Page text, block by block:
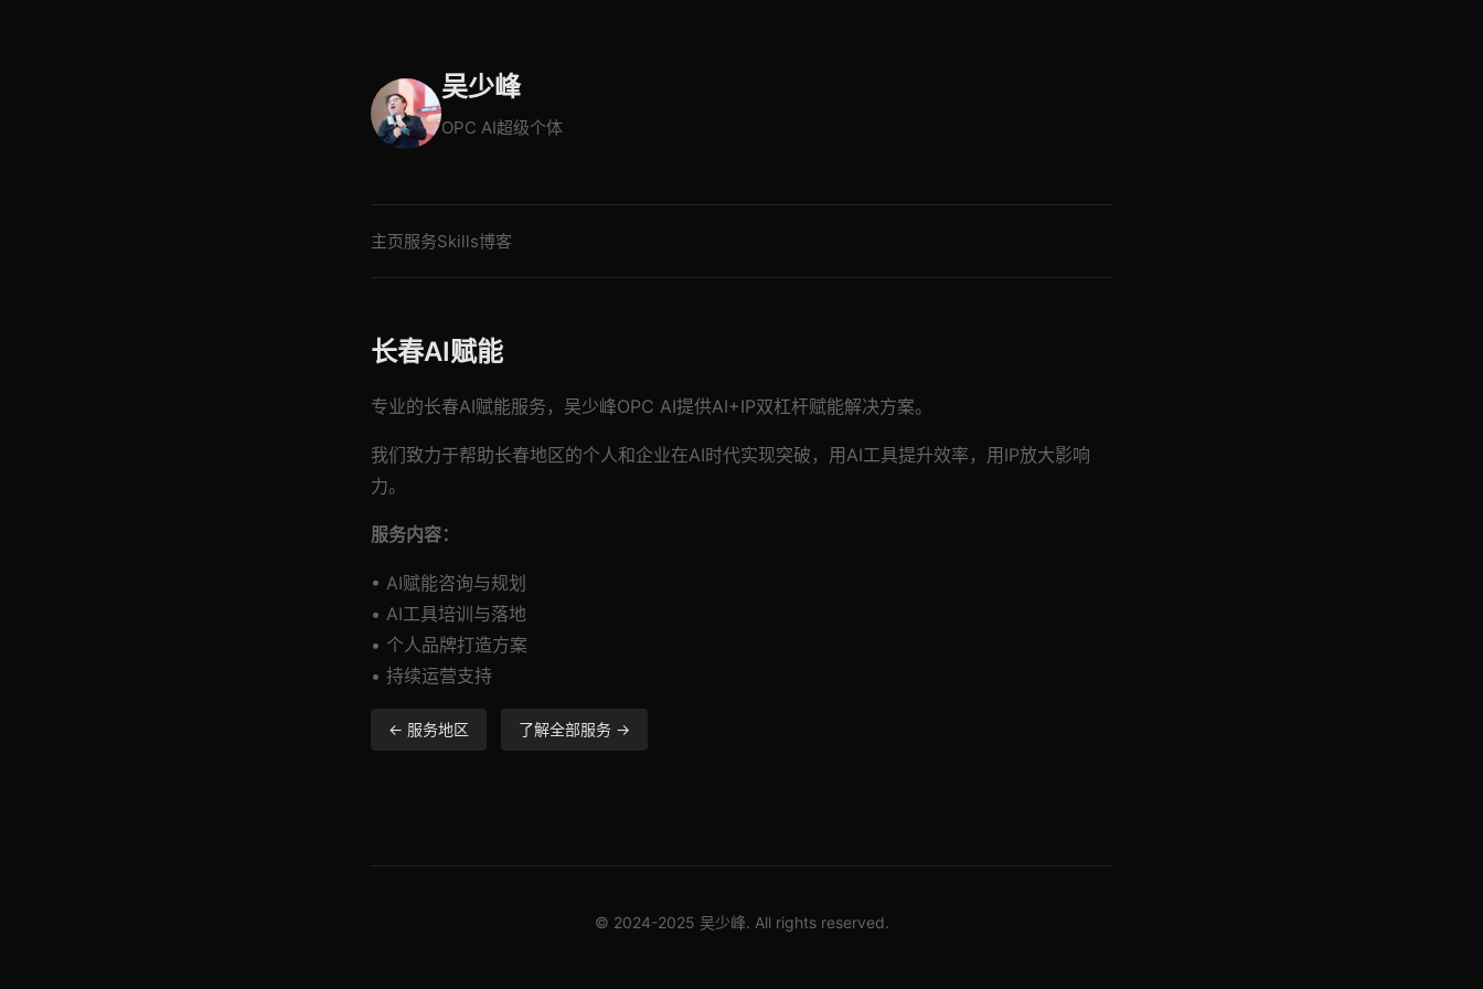
吴少峰
OPC AI超级个体
主页服务Skills博客
长春AI赋能
专业的长春AI赋能服务，吴少峰OPC AI提供AI+IP双杠杆赋能解决方案。
我们致力于帮助长春地区的个人和企业在AI时代实现突破，用AI工具提升效率，用IP放大影响
力。
服务内容：
• AI赋能咨询与规划
• AI工具培训与落地
• 个人品牌打造方案
• 持续运营支持
← 服务地区 了解全部服务 →
© 2024-2025 吴少峰. All rights reserved.